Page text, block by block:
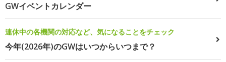
GWイベントカレンダー
連休中の各機関の対応など、気になることをチェック
今年(2026年)のGWはいつからいつまで？